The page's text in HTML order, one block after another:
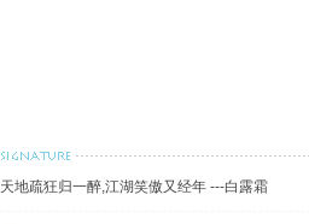
天地疏狂归一醉,江湖笑傲又经年 ---白露霜